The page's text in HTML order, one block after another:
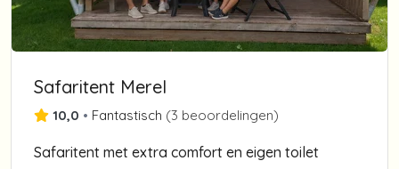
Safaritent Merel
10,0 • Fantastisch (3 beoordelingen)
Safaritent met extra comfort en eigen toilet